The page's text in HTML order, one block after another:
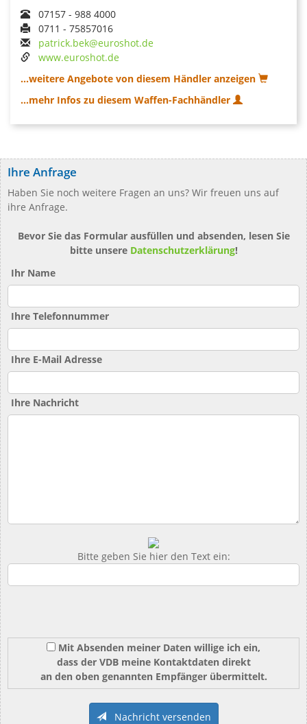
07157 - 988 4000
0711 - 75857016
patrick.bek@euroshot.de
www.euroshot.de
...weitere Angebote von diesem Händler anzeigen
...mehr Infos zu diesem Waffen-Fachhändler
Ihre Anfrage
Haben Sie noch weitere Fragen an uns? Wir freuen uns auf
ihre Anfrage.
Bevor Sie das Formular ausfüllen und absenden, lesen Sie
bitte unsere Datenschutzerklärung!
Ihr Name
Ihre Telefonnummer
Ihre E-Mail Adresse
Ihre Nachricht
Bitte geben Sie hier den Text ein:
Mit Absenden meiner Daten willige ich ein,
dass der VDB meine Kontaktdaten direkt
an den oben genannten Empfänger übermittelt.
Nachricht versenden